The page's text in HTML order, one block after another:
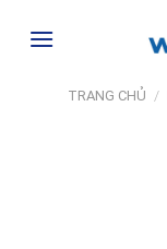
TRANG CHỦ /